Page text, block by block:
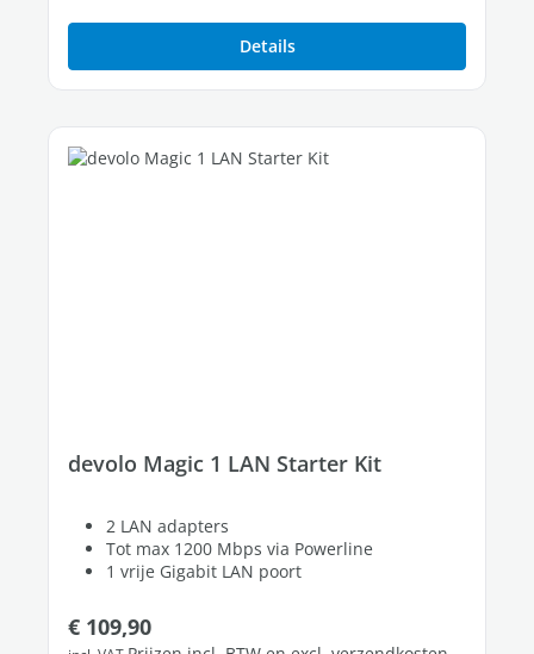
Details
devolo Magic 1 LAN Starter Kit
2 LAN adapters
Tot max 1200 Mbps via Powerline
1 vrije Gigabit LAN poort
Normale prijs:
€ 109,90